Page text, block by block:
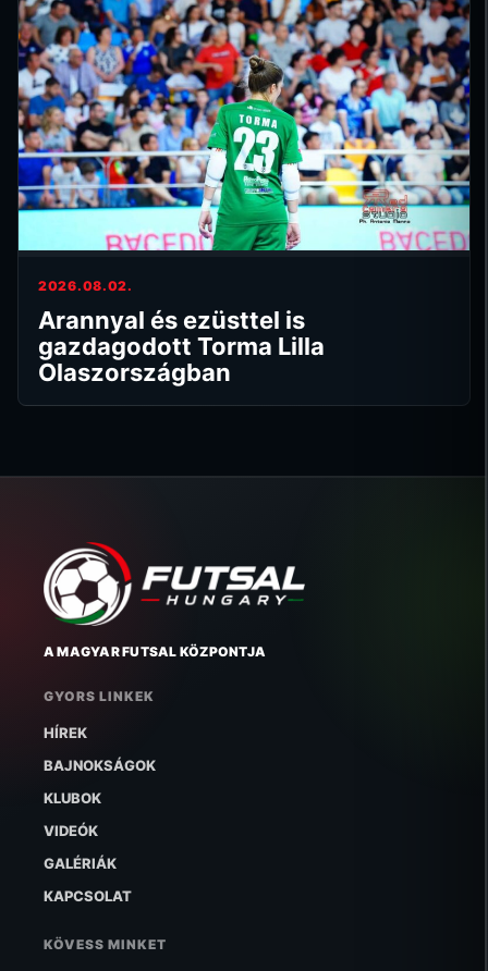
2026.08.02.
Arannyal és ezüsttel is
gazdagodott Torma Lilla
Olaszországban
A MAGYAR FUTSAL KÖZPONTJA
GYORS LINKEK
HÍREK
BAJNOKSÁGOK
KLUBOK
VIDEÓK
GALÉRIÁK
KAPCSOLAT
KÖVESS MINKET